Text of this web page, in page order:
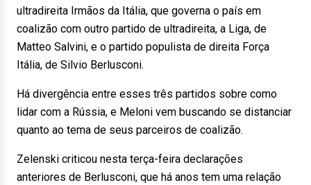
ultradireita Irmãos da Itália, que governa o país em
coalizão com outro partido de ultradireita, a Liga, de
Matteo Salvini, e o partido populista de direita Força
Itália, de Silvio Berlusconi.
Há divergência entre esses três partidos sobre como
lidar com a Rússia, e Meloni vem buscando se distanciar
quanto ao tema de seus parceiros de coalizão.
Zelenski criticou nesta terça-feira declarações
anteriores de Berlusconi, que há anos tem uma relação